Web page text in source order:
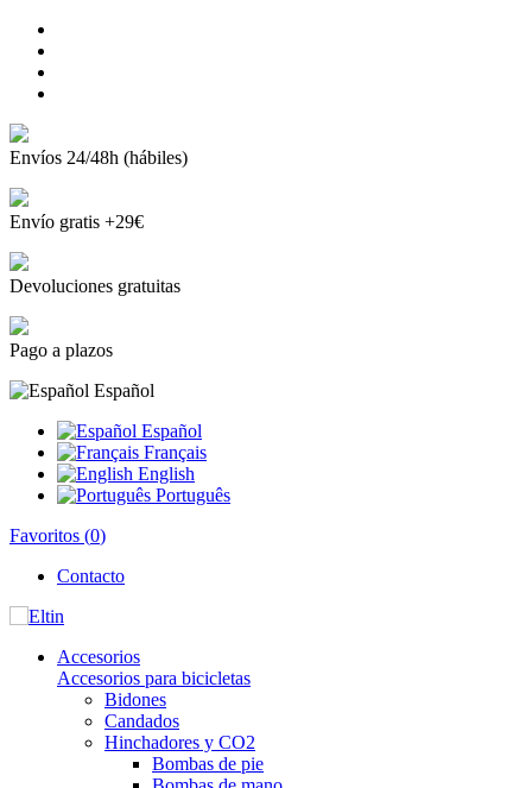
Envíos 24/48h (hábiles)
Envío gratis +29€
Devoluciones gratuitas
Pago a plazos
Español
Español
Français
English
Português
Favoritos (0)
Contacto
Accesorios
Accesorios para bicicletas
Bidones
Candados
Hinchadores y CO2
Bombas de pie